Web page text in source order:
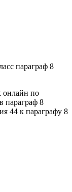
онлайн по
параграф 8
44 к параграфу 8